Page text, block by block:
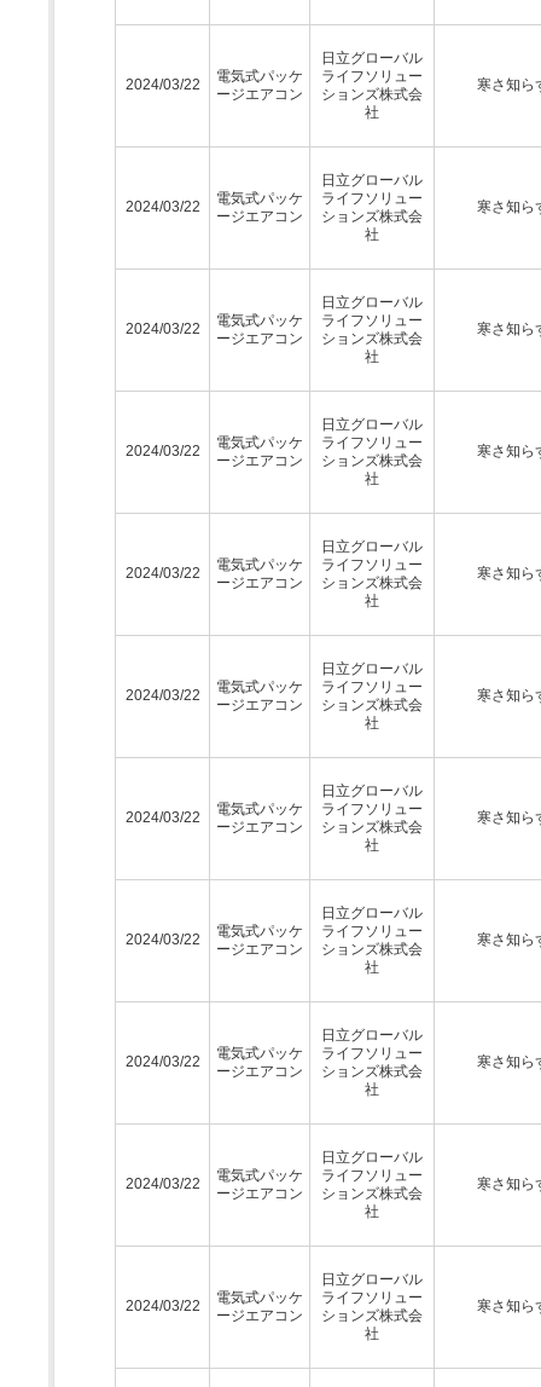
2024/03/22
電気式パッケ
ージエアコン
日立グローバル
ライフソリュー
ションズ株式会
社
寒さ知ら
2024/03/22
電気式パッケ
ージエアコン
日立グローバル
ライフソリュー
ションズ株式会
社
寒さ知ら
2024/03/22
電気式パッケ
ージエアコン
日立グローバル
ライフソリュー
ションズ株式会
社
寒さ知ら
2024/03/22
電気式パッケ
ージエアコン
日立グローバル
ライフソリュー
ションズ株式会
社
寒さ知ら
2024/03/22
電気式パッケ
ージエアコン
日立グローバル
ライフソリュー
ションズ株式会
社
寒さ知ら
2024/03/22
電気式パッケ
ージエアコン
日立グローバル
ライフソリュー
ションズ株式会
社
寒さ知ら
2024/03/22
電気式パッケ
ージエアコン
日立グローバル
ライフソリュー
ションズ株式会
社
寒さ知ら
2024/03/22
電気式パッケ
ージエアコン
日立グローバル
ライフソリュー
ションズ株式会
社
寒さ知ら
2024/03/22
電気式パッケ
ージエアコン
日立グローバル
ライフソリュー
ションズ株式会
社
寒さ知ら
2024/03/22
電気式パッケ
ージエアコン
日立グローバル
ライフソリュー
ションズ株式会
社
寒さ知ら
2024/03/22
電気式パッケ
ージエアコン
日立グローバル
ライフソリュー
ションズ株式会
社
寒さ知ら